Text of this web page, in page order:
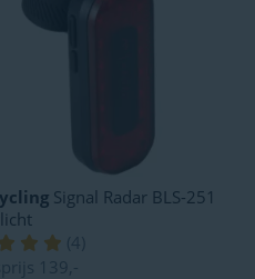
Signal Radar BLS-251
(4
139,-